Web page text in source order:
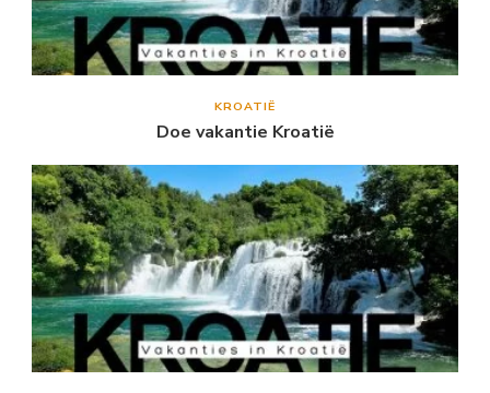
KROATIË
Doe vakantie Kroatië